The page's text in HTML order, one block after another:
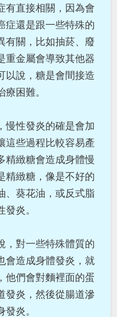
有直接相關，因為會
症還是跟一些特殊的
有關，比如抽菸、廢
重金屬會導致其他器
以說，糖是會間接造
困難。
慢性發炎的確是會加
這些過程比較容易產
精緻糖會造成身體慢
精緻糖，像是不好的
、葵花油，或反式脂
炎。
，對一些特殊體質的
會造成身體發炎，就
他們會對麵裡面的蛋
發炎，然後從腸道滲
炎。